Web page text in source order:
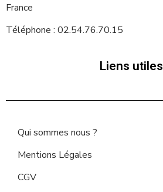
France
Téléphone : 02.54.76.70.15
Liens utiles
Qui sommes nous ?
Mentions Légales
CGV